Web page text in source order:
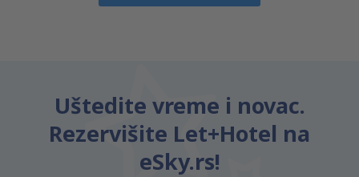
Uštedite vreme i novac.
Rezervišite Let+Hotel na
eSky.rs!